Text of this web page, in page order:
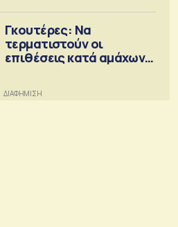
Γκουτέρες: Να
τερματιστούν οι
επιθέσεις κατά αμάχων